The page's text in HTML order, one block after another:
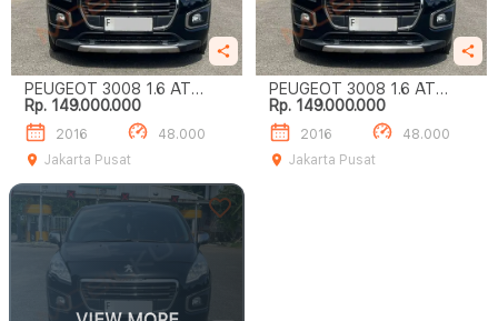
PEUGEOT 3008 1.6 AT
HITAM 2016
Rp. 149.000.000
2016
48.000
Jakarta Pusat
PEUGEOT 3008 1.6 AT
HITAM 2016
Rp. 149.000.000
2016
48.000
Jakarta Pusat